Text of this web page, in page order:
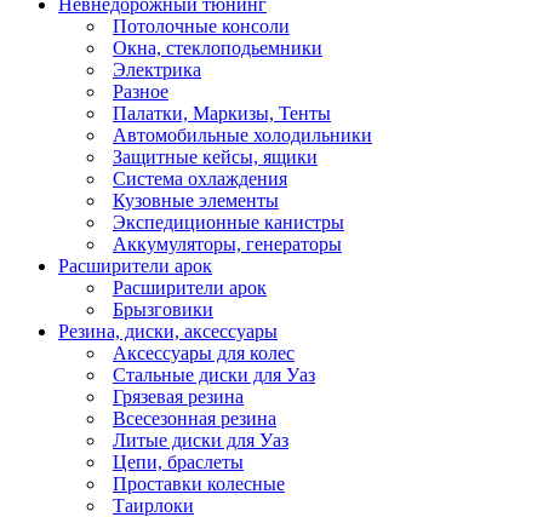
Потолочные консоли
Окна, стеклоподьемники
Электрика
Разное
Палатки, Маркизы, Тенты
Автомобильные холодильники
Защитные кейсы, ящики
Система охлаждения
Кузовные элементы
Экспедиционные канистры
Аккумуляторы, генераторы
Расширители арок
Расширители арок
Брызговики
Резина, диски, аксессуары
Аксессуары для колес
Стальные диски для Уаз
Грязевая резина
Всесезонная резина
Литые диски для Уаз
Цепи, браслеты
Проставки колесные
Таирлоки